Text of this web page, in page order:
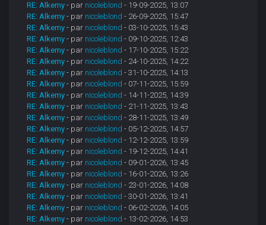
RE: Alkemy - par nicoleblond - 19-09-2025, 13:07
RE: Alkemy - par nicoleblond - 26-09-2025, 15:47
RE: Alkemy - par nicoleblond - 03-10-2025, 15:43
RE: Alkemy - par nicoleblond - 09-10-2025, 12:43
RE: Alkemy - par nicoleblond - 17-10-2025, 15:22
RE: Alkemy - par nicoleblond - 24-10-2025, 14:22
RE: Alkemy - par nicoleblond - 31-10-2025, 14:13
RE: Alkemy - par nicoleblond - 07-11-2025, 15:59
RE: Alkemy - par nicoleblond - 14-11-2025, 14:39
RE: Alkemy - par nicoleblond - 21-11-2025, 13:43
RE: Alkemy - par nicoleblond - 28-11-2025, 13:49
RE: Alkemy - par nicoleblond - 05-12-2025, 14:57
RE: Alkemy - par nicoleblond - 12-12-2025, 13:59
RE: Alkemy - par nicoleblond - 19-12-2025, 14:41
RE: Alkemy - par nicoleblond - 09-01-2026, 13:45
RE: Alkemy - par nicoleblond - 16-01-2026, 13:26
RE: Alkemy - par nicoleblond - 23-01-2026, 14:08
RE: Alkemy - par nicoleblond - 30-01-2026, 13:41
RE: Alkemy - par nicoleblond - 06-02-2026, 14:05
RE: Alkemy - par nicoleblond - 13-02-2026, 14:53